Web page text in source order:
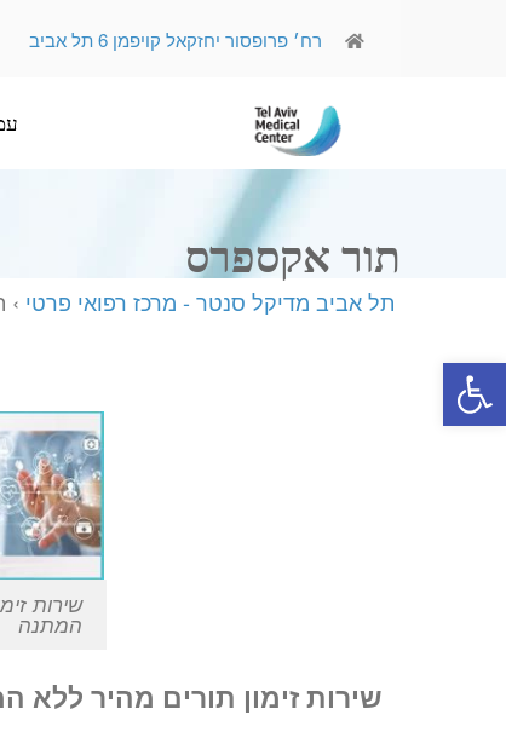
פתח סרגל נגישות
רח׳ פרופסור יחזקאל קויפמן 6 תל אביב
תור אקספרס
תל אביב מדיקל סנטר - מרכז רפואי פרטי ›
שירות
המתנה
שירות זימון תורים מהיר ללא